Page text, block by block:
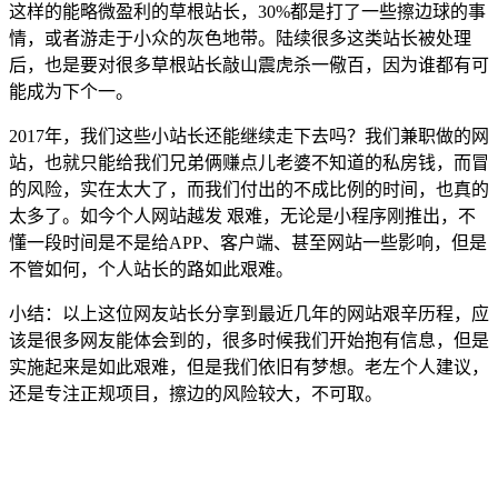
这样的能略微盈利的草根站长，30%都是打了一些擦边球的事
情，或者游走于小众的灰色地带。陆续很多这类站长被处理
后，也是要对很多草根站长敲山震虎杀一儆百，因为谁都有可
能成为下个一。
2017年，我们这些小站长还能继续走下去吗？我们兼职做的网
站，也就只能给我们兄弟俩赚点儿老婆不知道的私房钱，而冒
的风险，实在太大了，而我们付出的不成比例的时间，也真的
太多了。如今个人网站越发 艰难，无论是小程序刚推出，不
懂一段时间是不是给APP、客户端、甚至网站一些影响，但是
不管如何，个人站长的路如此艰难。
小结：以上这位网友站长分享到最近几年的网站艰辛历程，应
该是很多网友能体会到的，很多时候我们开始抱有信息，但是
实施起来是如此艰难，但是我们依旧有梦想。老左个人建议，
还是专注正规项目，擦边的风险较大，不可取。